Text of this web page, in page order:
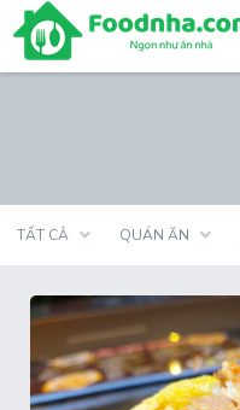
TẤT CẢ QUÁN ĂN